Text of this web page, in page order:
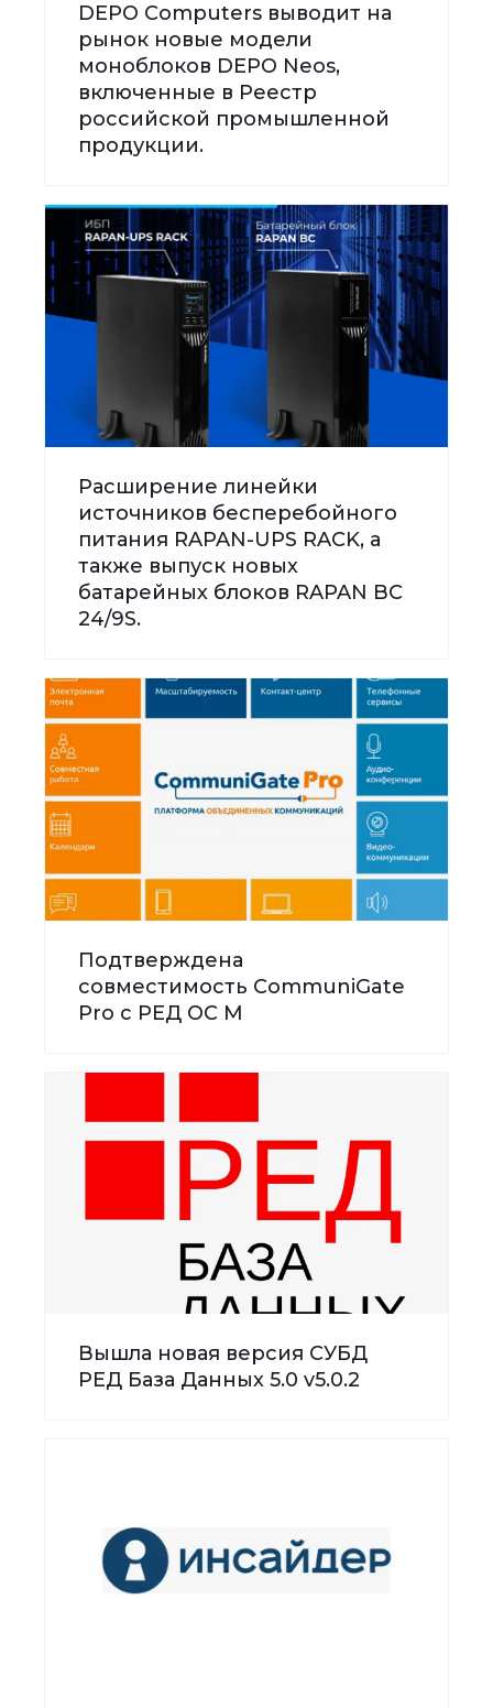
DEPO Computers выводит на
рынок новые модели
моноблоков DEPO Neos,
включенные в Реестр
российской промышленной
продукции.
Расширение линейки
источников бесперебойного
питания RAPAN-UPS RACK, а
также выпуск новых
батарейных блоков RAPAN BC
24/9S.
Подтверждена
совместимость CommuniGate
Pro с РЕД ОС М
Вышла новая версия СУБД
РЕД База Данных 5.0 v5.0.2